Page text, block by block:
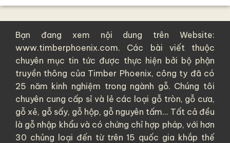
Bạn đang xem nội dung trên Website:
www.timberphoenix.com. Các bài viết thuộc
chuyên mục tin tức được thực hiện bởi bộ phận
truyền thông của Timber Phoenix, công ty đã có
25 năm kinh nghiệm trong ngành gỗ. Chúng tôi
chuyên cung cấp sỉ và lẻ các loại gỗ tròn, gỗ cưa,
gỗ xẻ, gỗ sấy, gỗ hộp, gỗ nguyên tấm... Tất cả đều
là gỗ nhập khẩu và có chứng chỉ hợp pháp, với hơn
30 chủng loại đến từ trên 15 quốc gia khắp thế